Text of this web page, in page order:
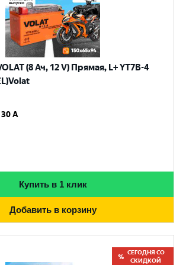
(8 Ач, 12 V) Прямая, L+ YT7B-4
A
Купить в 1 клик
Добавить в корзину
СЕГОДНЯ СО
СКИДКОЙ